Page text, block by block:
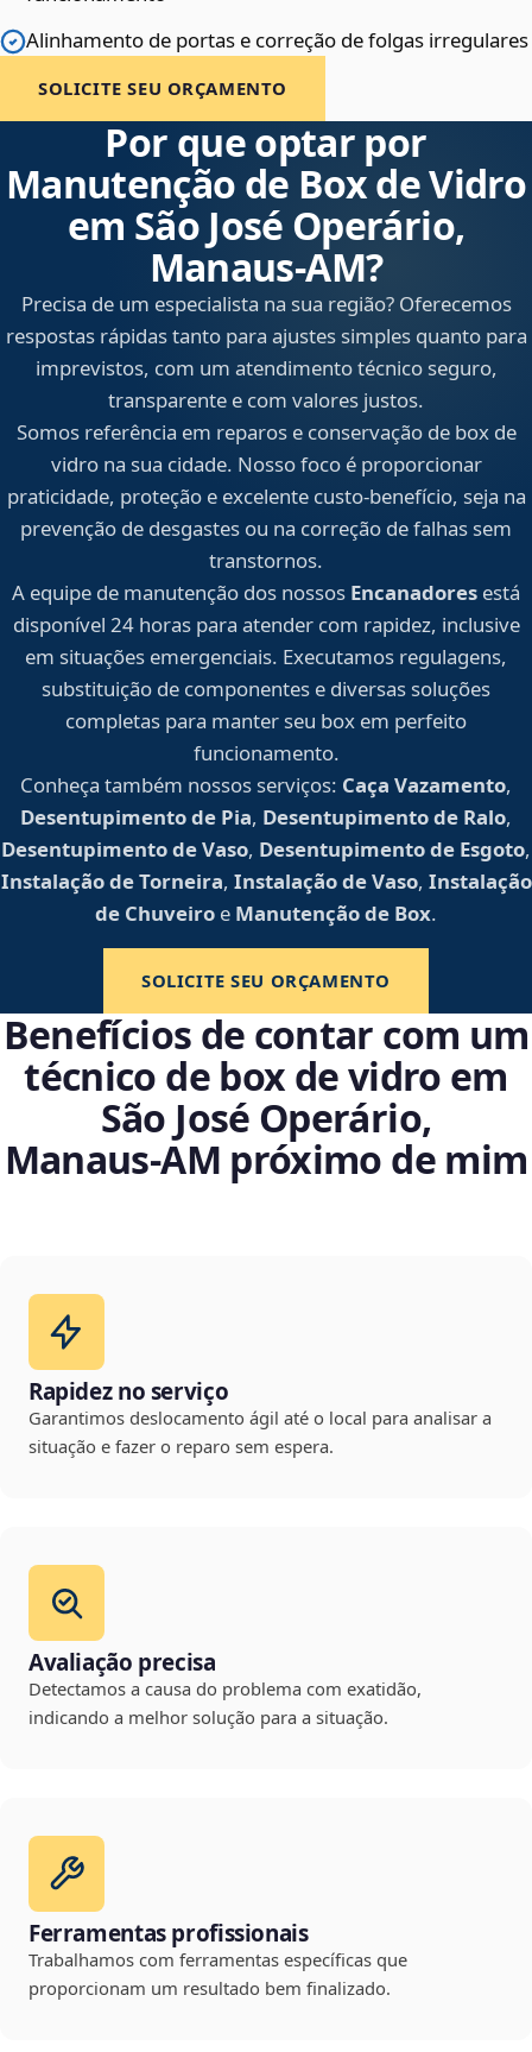
Alinhamento de portas e correção de folgas irregulares
SOLICITE SEU ORÇAMENTO
Por que optar por
Manutenção de Box de Vidro
em São José Operário,
Manaus‑AM?
Precisa de um especialista na sua região? Oferecemos
respostas rápidas tanto para ajustes simples quanto para
imprevistos, com um atendimento técnico seguro,
transparente e com valores justos.
Somos referência em reparos e conservação de box de
vidro na sua cidade. Nosso foco é proporcionar
praticidade, proteção e excelente custo-benefício, seja na
prevenção de desgastes ou na correção de falhas sem
transtornos.
A equipe de manutenção dos nossos Encanadores está
disponível 24 horas para atender com rapidez, inclusive
em situações emergenciais. Executamos regulagens,
substituição de componentes e diversas soluções
completas para manter seu box em perfeito
funcionamento.
Conheça também nossos serviços: Caça Vazamento,
Desentupimento de Pia, Desentupimento de Ralo,
Desentupimento de Vaso, Desentupimento de Esgoto,
Instalação de Torneira, Instalação de Vaso, Instalação
de Chuveiro e Manutenção de Box.
SOLICITE SEU ORÇAMENTO
Benefícios de contar com um
técnico de box de vidro em
São José Operário,
Manaus‑AM próximo de mim
Rapidez no serviço
Garantimos deslocamento ágil até o local para analisar a
situação e fazer o reparo sem espera.
Avaliação precisa
Detectamos a causa do problema com exatidão,
indicando a melhor solução para a situação.
Ferramentas profissionais
Trabalhamos com ferramentas específicas que
proporcionam um resultado bem finalizado.